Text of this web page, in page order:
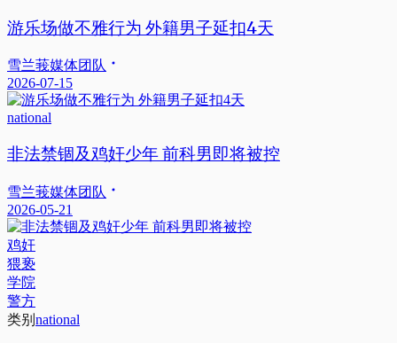
游乐场做不雅行为 外籍男子延扣4天
雪兰莪媒体团队
2026-07-15
national
非法禁锢及鸡奸少年 前科男即将被控
雪兰莪媒体团队
2026-05-21
鸡奸
猥亵
学院
警方
类别 national